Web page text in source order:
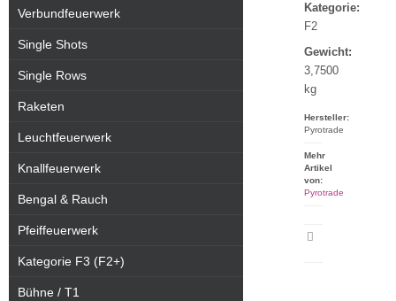
Kategorie:
F2
Gewicht:
3,7500
kg
Hersteller:
Pyrotrade
Mehr
Artikel
von:
Pyrotrade
Verbundfeuerwerk
Single Shots
Single Rows
Raketen
Leuchtfeuerwerk
Knallfeuerwerk
Bengal & Rauch
Pfeiffeuerwerk
Kategorie F3 (F2+)
Bühne / T1